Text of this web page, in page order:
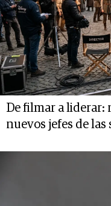
De filmar a liderar:
nuevos jefes de las